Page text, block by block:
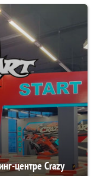
центре Crazy